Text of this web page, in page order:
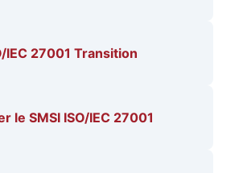
IEC 27001 Transition
le SMSI ISO/IEC 27001